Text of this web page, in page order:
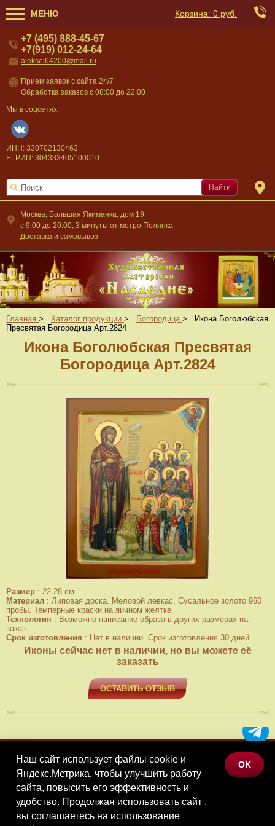
МЕНЮ Корзина: 0 руб.
Москва, Большая Якиманка, дом 19
c 9.00 до 20.00, 3 минуты от метро Полянка
Доставка и самовывоз
+7 (495) 888-45-67
+7(919) 012-24-64
aleksei64200@mail.ru
Прием заявок с сайта 24/7
Обработка заказов с 08:00 до 22:00
Мы в соцсетях:
ИНН: 330702130463
ЕГРИП: 304333405100010
Найти
Главная > Каталог продукции > Богородица >
Икона Боголюбская
Пресвятая Богородица Арт.2824
Икона Боголюбская Пресвятая
Богородица Арт.2824
Размер : 22-28 см
Материал : Липовая доска. Меловой левкас. Сусальное золото 960
пробы. Темперные краски на яичном желтке.
Технология : Возможно написание образа в других размерах на
заказ.
Срок изготовления : Нет в наличии. Срок изготовления 30 дней
Иконы сейчас нет в наличии, но вы можете её
заказать
ОСТАВИТЬ ОТЗЫВ
МЕНЮ
КАТАЛОГ ТОВАРОВ
КОНТАКТЫ
Наш сайт использует файлы cookie и
Яндекс.Метрика, чтобы улучшить работу
сайта, повысить его эффективность и
удобство. Продолжая использовать сайт ,
вы соглашаетесь на использование
OK